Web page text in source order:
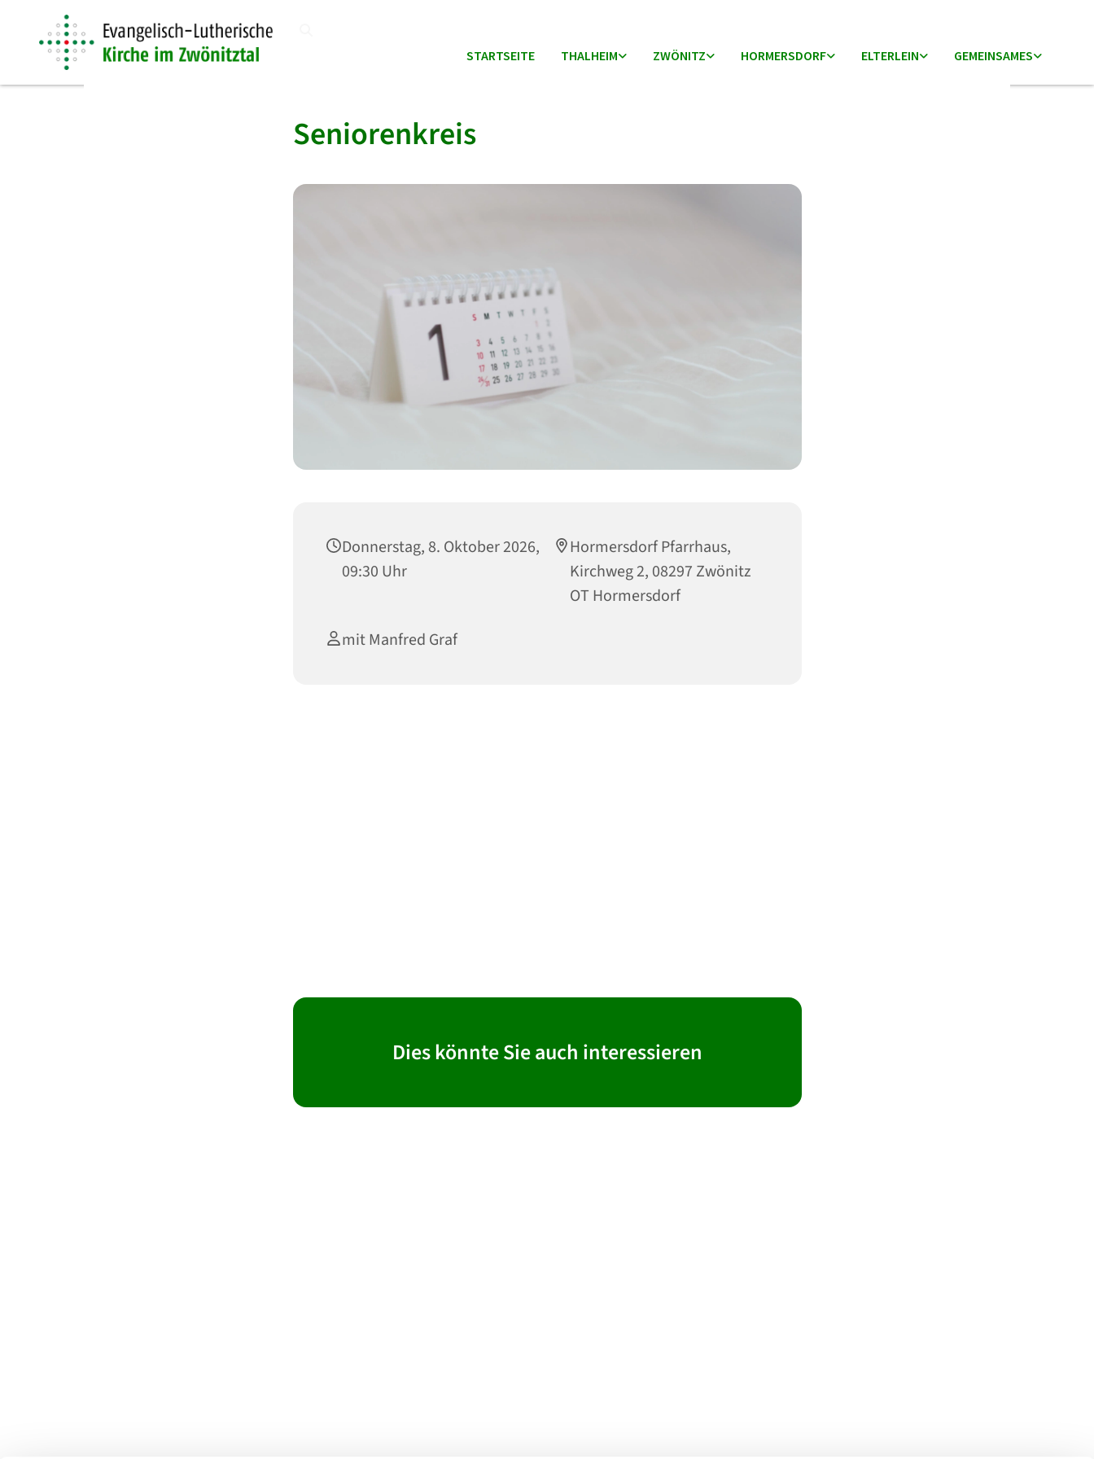
STARTSEITE THALHEIM ZWÖNITZ HORMERSDORF ELTERLEIN GEMEINSAMES
Seniorenkreis
Donnerstag, 8. Oktober 2026,
09:30 Uhr
Hormersdorf Pfarrhaus,
Kirchweg 2, 08297 Zwönitz
OT Hormersdorf
mit Manfred Graf
Dies könnte Sie auch interessieren